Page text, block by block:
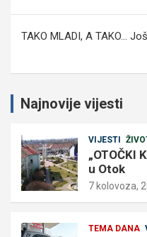
TAKO MLADI, A TAKO…
Najnovije vijesti
VIJESTI
„OTOČKI
u Otok
7 kolovoza,
TEMA DANA